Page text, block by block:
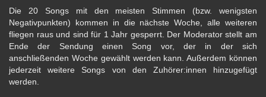
Die 20 Songs mit den meisten Stimmen (bzw. wenigsten
Negativpunkten) kommen in die nächste Woche, alle weiteren
fliegen raus und sind für 1 Jahr gesperrt. Der Moderator stellt am
Ende der Sendung einen Song vor, der in der sich
anschließenden Woche gewählt werden kann. Außerdem können
jederzeit weitere Songs von den Zuhörer:innen hinzugefügt
werden.